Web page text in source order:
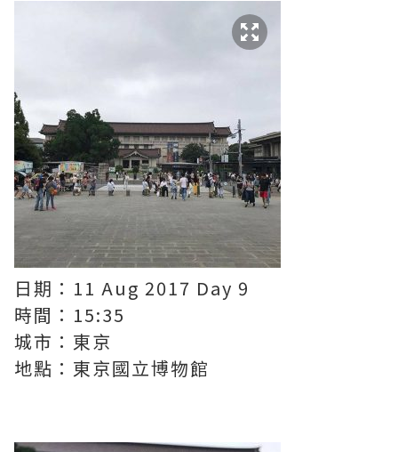
日期：11 Aug 2017 Day 9
時間：15:35
城市：東京
地點：東京國立博物館